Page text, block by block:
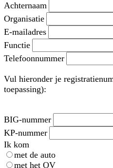
Achternaam
Organisatie
E-mailadres
Functie
Telefoonnummer
Vul hieronder je
toepassing):
BIG-nummer
KP-nummer
Ik kom
met de auto
met het OV